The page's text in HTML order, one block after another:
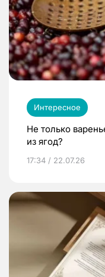
Интересное
Не только
из ягод?
17:34 / 22.07.26